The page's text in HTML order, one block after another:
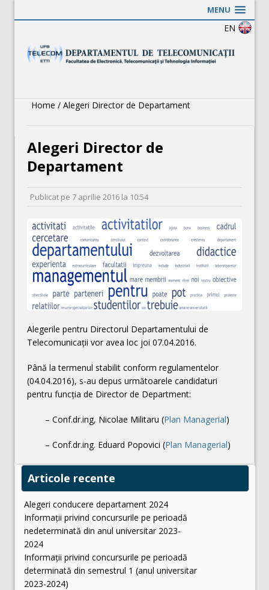
MENU
EN
Home / Alegeri Director de Departament
Alegeri Director de
Departament
Publicat pe 7 aprilie 2016 la 10:54
Alegerile pentru Directorul Departamentului de
Telecomunicații vor avea loc joi 07.04.2016.
Până la termenul stabilit conform regulamentelor
(04.04.2016), s-au depus următoarele candidaturi
pentru funcția de Director de Department:
– Conf.dr.ing, Nicolae Militaru (Plan Managerial)
– Conf.dr.ing. Eduard Popovici (Plan Managerial)
Articole recente
Alegeri conducere departament 2024
Informații privind concursurile pe perioadă
nedeterminată din anul universitar 2023-
2024
Informații privind concursurile pe perioadă
determinată din semestrul 1 (anul universitar
2023-2024)